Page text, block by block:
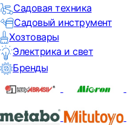
Садовая техника
Садовый инструмент
Хозтовары
Электрика и свет
Бренды